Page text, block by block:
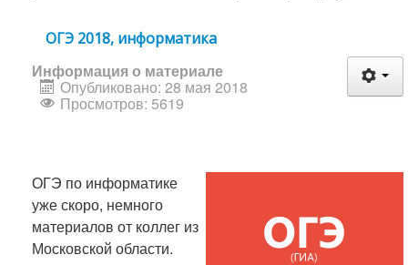
ОГЭ 2018, информатика
Информация о материале
Опубликовано: 28 мая 2018
Просмотров: 5619
ОГЭ по информатике
уже скоро, немного
материалов от коллег из
Московской области.